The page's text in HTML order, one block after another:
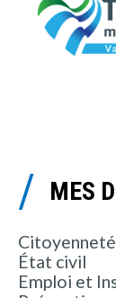
MES
Citoyenneté
État civil
Emploi et